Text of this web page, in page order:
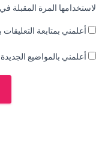
لاستخدامها المرة المقبلة
أعلمني بمتابعة
أعلمني بالمواضيع